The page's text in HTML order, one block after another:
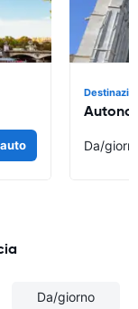
Da/
Da/giorno